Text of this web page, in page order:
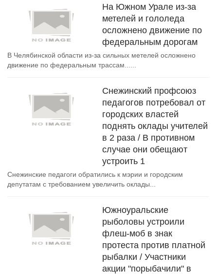
На Южном Урале из-за
метелей и гололеда
осложнено движение по
федеральным дорогам
В Челябинской области из-за сильных метелей осложнено
движение по федеральным трассам......
Снежинский профсоюз
педагогов потребовал от
городских властей
поднять оклады учителей
в 2 раза / В противном
случае они обещают
устроить 1
Снежинские педагоги обратились к мэрии и городским
депутатам с требованием увеличить оклады...
Южноуральские
рыболовы устроили
флеш-моб в знак
протеста против платной
рыбалки / Участники
акции "порыбачили" в